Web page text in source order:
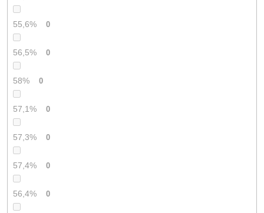
55,6% 0
56,5% 0
58% 0
57,1% 0
57,3% 0
57,4% 0
56,4% 0